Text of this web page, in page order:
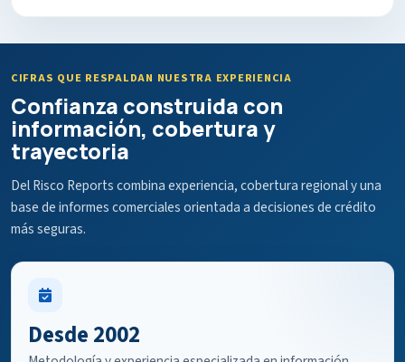
CIFRAS QUE RESPALDAN NUESTRA EXPERIENCIA
Confianza construida con
información, cobertura y
trayectoria
Del Risco Reports combina experiencia, cobertura regional y una
base de informes comerciales orientada a decisiones de crédito
más seguras.
Desde 2002